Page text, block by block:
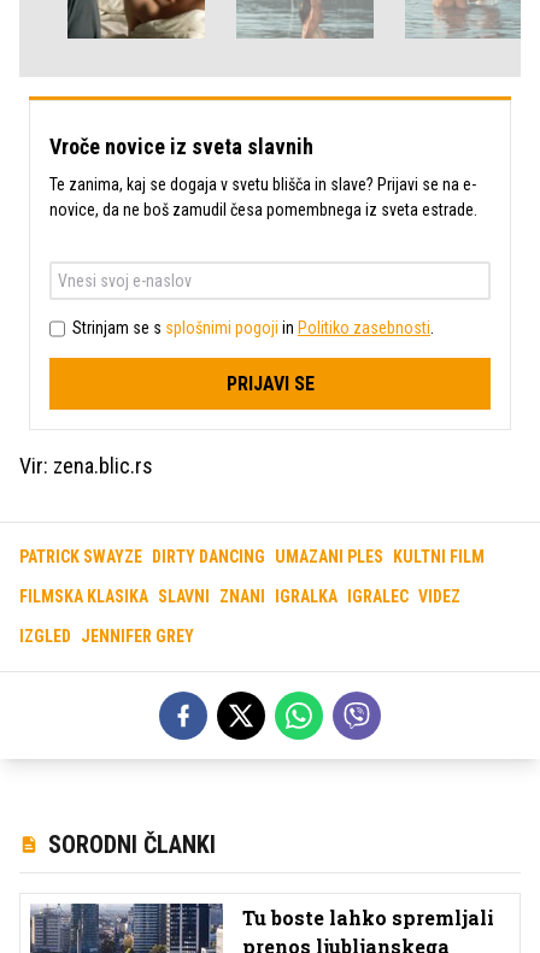
Vroče novice iz sveta slavnih
Te zanima, kaj se dogaja v svetu blišča in slave? Prijavi se na e-
novice, da ne boš zamudil česa pomembnega iz sveta estrade.
Strinjam se s splošnimi pogoji in Politiko zasebnosti
PRIJAVI SE
Vir: zena.blic.rs
PATRICK SWAYZE DIRTY DANCING UMAZANI PLES KULTNI FILM
FILMSKA KLASIKA SLAVNI ZNANI IGRALKA IGRALEC VIDEZ
IZGLED JENNIFER GREY
SORODNI ČLANKI
Tu boste lahko spremljali
prenos ljubljanskega